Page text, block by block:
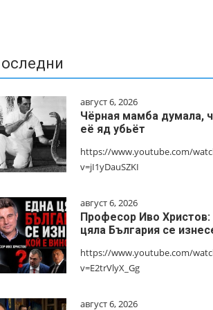
август 6, 2026
Чёрная мамба думала,
её яд убьёт
https://www.youtube.com/
v=jI1yDauSZKI
август 6, 2026
Професор Иво Христов:
цяла България се
https://www.youtube.com/
v=E2trVlyX_Gg
август 6, 2026